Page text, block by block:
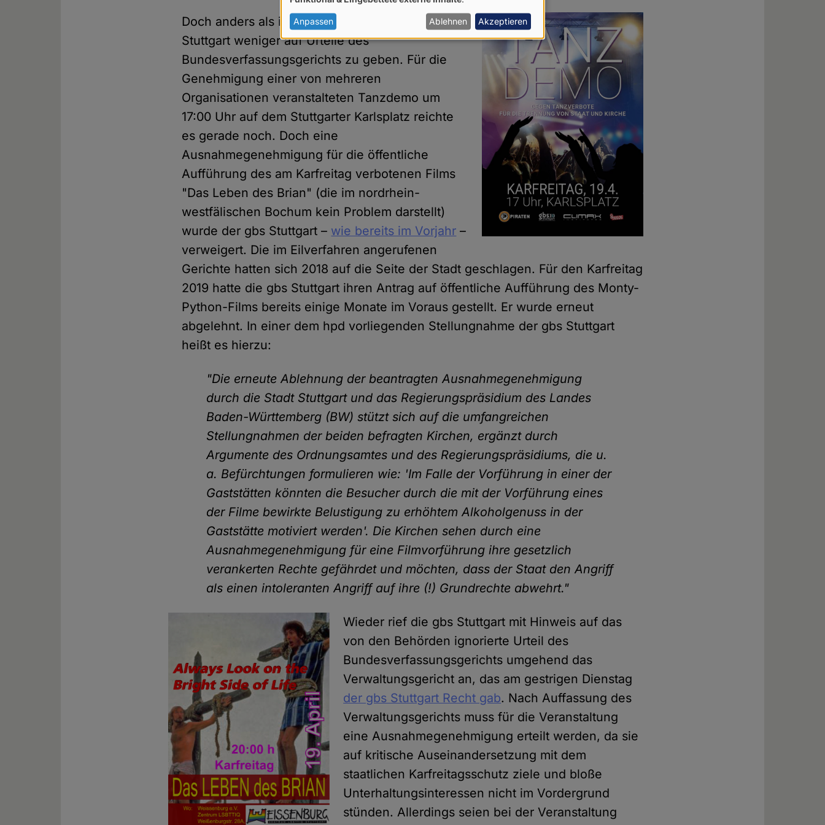
Doch anders als in Karlsruhe scheint man in
Stuttgart weniger auf Urteile des
Bundesverfassungsgerichts zu geben. Für die
Genehmigung einer von mehreren
Organisationen veranstalteten Tanzdemo um
17:00 Uhr auf dem Stuttgarter Karlsplatz reichte
es gerade noch. Doch eine
Ausnahmegenehmigung für die öffentliche
Aufführung des am Karfreitag verbotenen Films
"Das Leben des Brian" (die im nordrhein-
westfälischen Bochum kein Problem darstellt)
wurde der gbs Stuttgart – wie bereits im Vorjahr –
verweigert. Die im Eilverfahren angerufenen
Gerichte hatten sich 2018 auf die Seite der Stadt geschlagen. Für den Karfreitag
2019 hatte die gbs Stuttgart ihren Antrag auf öffentliche Aufführung des Monty-
Python-Films bereits einige Monate im Voraus gestellt. Er wurde erneut
abgelehnt. In einer dem hpd vorliegenden Stellungnahme der gbs Stuttgart
heißt es hierzu:
"Die erneute Ablehnung der beantragten Ausnahmegenehmigung
durch die Stadt Stuttgart und das Regierungspräsidium des Landes
Baden-Württemberg (BW) stützt sich auf die umfangreichen
Stellungnahmen der beiden befragten Kirchen, ergänzt durch
Argumente des Ordnungsamtes und des Regierungspräsidiums, die u.
a. Befürchtungen formulieren wie: 'Im Falle der Vorführung in einer der
Gaststätten könnten die Besucher durch die mit der Vorführung eines
der Filme bewirkte Belustigung zu erhöhtem Alkoholgenuss in der
Gaststätte motiviert werden'. Die Kirchen sehen durch eine
Ausnahmegenehmigung für eine Filmvorführung ihre gesetzlich
verankerten Rechte gefährdet und möchten, dass der Staat den Angriff
als einen intoleranten Angriff auf ihre (!) Grundrechte abwehrt."
Wieder rief die gbs Stuttgart mit Hinweis auf das
von den Behörden ignorierte Urteil des
Bundesverfassungsgerichts umgehend das
Verwaltungsgericht an, das am gestrigen Dienstag
der gbs Stuttgart Recht gab. Nach Auffassung des
Verwaltungsgerichts muss für die Veranstaltung
eine Ausnahmegenehmigung erteilt werden, da sie
auf kritische Auseinandersetzung mit dem
staatlichen Karfreitagsschutz ziele und bloße
Unterhaltungsinteressen nicht im Vordergrund
stünden. Allerdings seien bei der Veranstaltung
von
personenbezogenen
Daten
und
Cookies
Anpassen Ablehnen Akzeptieren